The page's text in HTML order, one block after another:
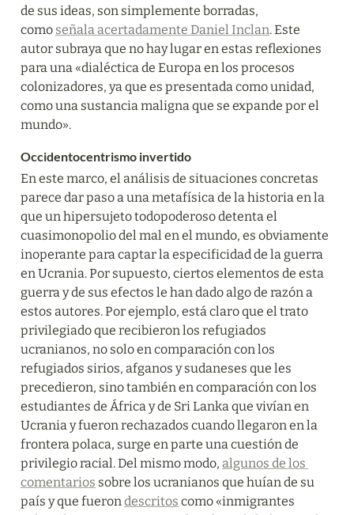
de sus ideas, son simplemente borradas,
como señala acertadamente Daniel Inclan. Este
autor subraya que no hay lugar en estas reflexiones
para una «dialéctica de Europa en los procesos
colonizadores, ya que es presentada como unidad,
como una sustancia maligna que se expande por el
mundo».
Occidentocentrismo invertido
En este marco, el análisis de situaciones concretas
parece dar paso a una metafísica de la historia en la
que un hipersujeto todopoderoso detenta el
cuasimonopolio del mal en el mundo, es obviamente
inoperante para captar la especificidad de la guerra
en Ucrania. Por supuesto, ciertos elementos de esta
guerra y de sus efectos le han dado algo de razón a
estos autores. Por ejemplo, está claro que el trato
privilegiado que recibieron los refugiados
ucranianos, no solo en comparación con los
refugiados sirios, afganos y sudaneses que les
precedieron, sino también en comparación con los
estudiantes de África y de Sri Lanka que vivían en
Ucrania y fueron rechazados cuando llegaron en la
frontera polaca, surge en parte una cuestión de
privilegio racial. Del mismo modo, algunos de los
comentarios sobre los ucranianos que huían de su
país y que fueron descritos como «inmigrantes